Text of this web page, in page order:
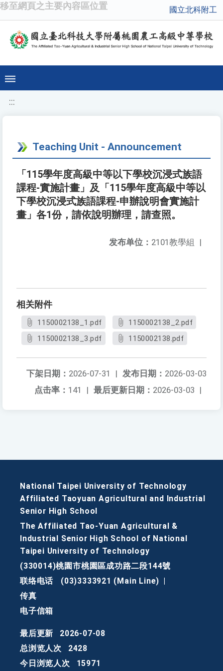
移至網頁之主要內容區位置 國立北科附工
:::
Teaching Unit - Announcement
「115學年度高級中等以下學校沉浸式族語
課程-實施計畫」及「115學年度高級中等以
下學校沉浸式族語課程-申辦說明會實施計
畫」各1份，請依說明辦理，請查照。
发布单位： 2101教學組 |
相关附件
1150002138_1.pdf
1150002138_2.pdf
1150002138_3.pdf
1150002138.pdf
发布日期： 2026-03-03
下架日期： 2026-07-31
|
最后更新日期： 2026-03-03 |
点击率： 141 |
National Taipei University of Technology
Affiliated Taoyuan Agricultural and Industrial
Senior High School
The Affiliated Tao-Yuan Agricultural &
Industrial Senior High School of National
Taipei University of Technology
(330014)桃園市桃園區成功路二段144號
联络电话
(03)3333921 (Main Line)
传真
电子信箱
最后更新
2026-07-08
总浏览人次
2428
今日浏览人次
15971